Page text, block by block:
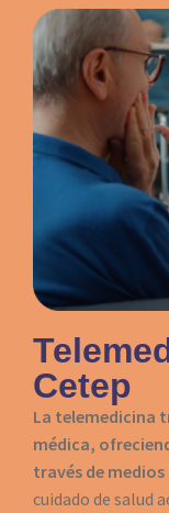
Cetep
La telemedicina
médica,
través de
cuidado de salud